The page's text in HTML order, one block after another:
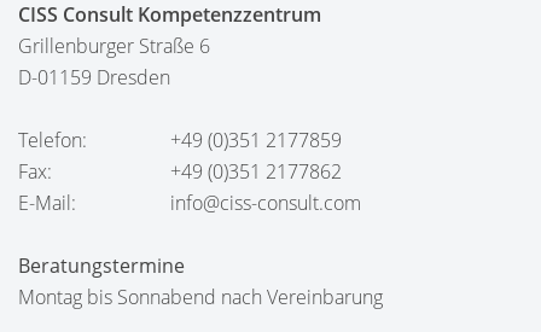
CISS Consult Kompetenzzentrum
Grillenburger Straße 6
D-01159 Dresden
Telefon:
+49 (0)351 2177859
Fax:
+49 (0)351 2177862
E-Mail:
info@ciss-consult.com
Beratungstermine
Montag bis Sonnabend nach Vereinbarung